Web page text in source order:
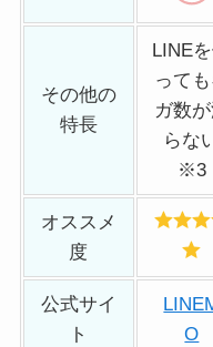
その他の
特長
LINE
って
ガ数
らな
※3
オススメ
度
公式サイ
ト
O